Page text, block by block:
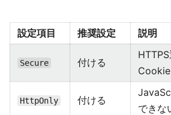
設定項目 推奨設定 説明
Secure 付ける
HttpOnly 付ける
できな